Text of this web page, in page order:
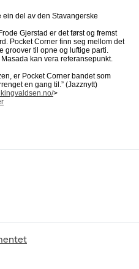
del av den Stavangerske
Gjerstad er det først og fremst
Pocket Corner finn seg mellom det
groover til opne og luftige parti.
kan vera referansepunkt.
er Pocket Corner bandet som
en gang til.” (Jazznytt)
>